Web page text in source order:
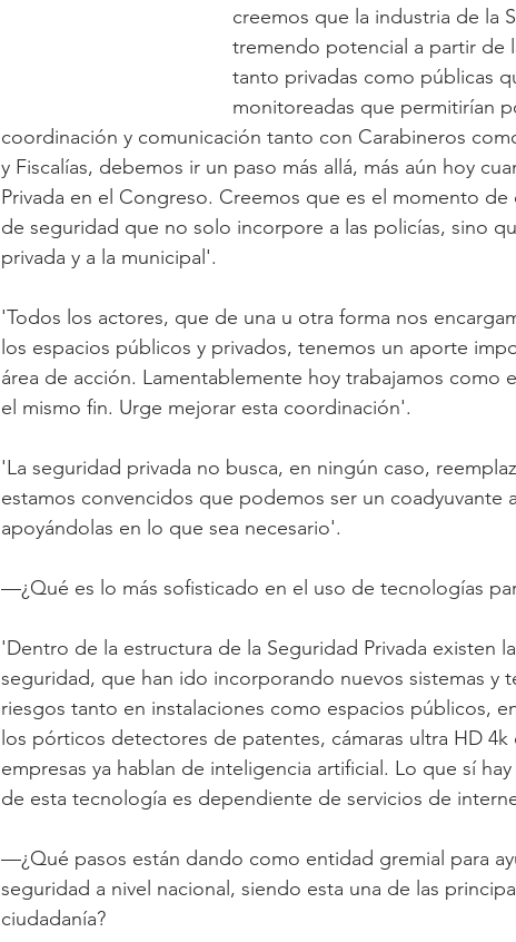
creemos que la industria de la
tremendo potencial a partir de
tanto privadas como públicas
monitoreadas que permitirían
coordinación y comunicación tanto con Carabineros
y Fiscalías, debemos ir un paso más allá, más aún hoy
Privada en el Congreso. Creemos que es el momento de
de seguridad que no solo incorpore a las policías, sino
privada y a la municipal'.
'Todos los actores, que de una u otra forma nos
los espacios públicos y privados, tenemos un aporte
área de acción. Lamentablemente hoy trabajamos como
el mismo fin. Urge mejorar esta coordinación'.
'La seguridad privada no busca, en ningún caso,
estamos convencidos que podemos ser un coadyuvante
apoyándolas en lo que sea necesario'.
—¿Qué es lo más sofisticado en el uso de tecnologías
'Dentro de la estructura de la Seguridad Privada existen
seguridad, que han ido incorporando nuevos sistemas y
riesgos tanto en instalaciones como espacios públicos,
los pórticos detectores de patentes, cámaras ultra HD
empresas ya hablan de inteligencia artificial. Lo que sí
de esta tecnología es dependiente de servicios de
—¿Qué pasos están dando como entidad gremial para
seguridad a nivel nacional, siendo esta una de las
ciudadanía?